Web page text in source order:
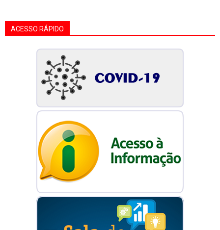
ACESSO RÁPIDO